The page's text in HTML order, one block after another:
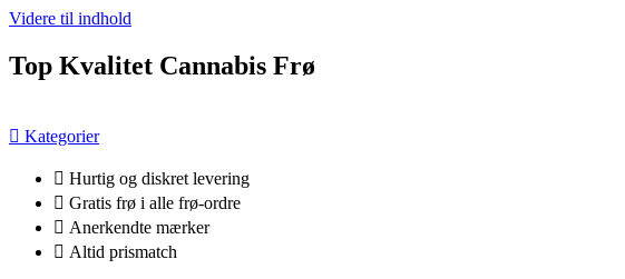
Videre til indhold
Top Kvalitet Cannabis Frø
Kategorier
Hurtig og diskret levering
Gratis frø i alle frø-ordre
Anerkendte mærker
Altid prismatch